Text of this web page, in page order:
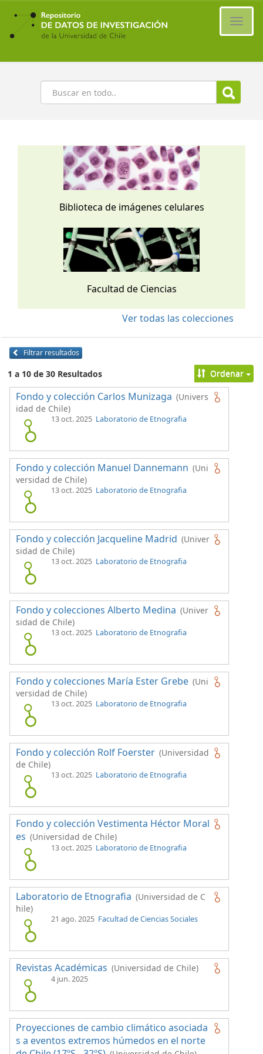
Ir
contenido
principal
Buscar
Biblioteca de imágenes celulares
Facultad de Ciencias
Ver todas las colecciones
Filtrar resultados
1 a 10 de 30 Resultados Ordenar
Fondo y colección Carlos Munizaga (Univers
idad de Chile)
13 oct. 2025 Laboratorio de Etnografia
Fondo y colección Manuel Dannemann (Uni
versidad de Chile)
13 oct. 2025 Laboratorio de Etnografia
Fondo y colección Jacqueline Madrid (Univer
sidad de Chile)
13 oct. 2025 Laboratorio de Etnografia
Fondo y colecciones Alberto Medina (Univer
sidad de Chile)
13 oct. 2025 Laboratorio de Etnografia
Fondo y colecciones María Ester Grebe (Uni
versidad de Chile)
13 oct. 2025 Laboratorio de Etnografia
Fondo y colección Rolf Foerster (Universidad
de Chile)
13 oct. 2025 Laboratorio de Etnografia
Fondo y colección Vestimenta Héctor Moral
es (Universidad de Chile)
13 oct. 2025 Laboratorio de Etnografia
Laboratorio de Etnografia (Universidad de C
hile)
21 ago. 2025 Facultad de Ciencias Sociales
Revistas Académicas (Universidad de Chile)
4 jun. 2025
Proyecciones de cambio climático asociada
s a eventos extremos húmedos en el norte